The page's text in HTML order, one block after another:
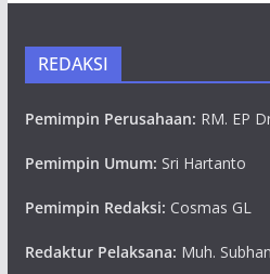
REDAKSI
Pemimpin Perusahaan: RM. EP
Pemimpin Umum: Sri Hartanto
Pemimpin Redaksi: Cosmas GL
Redaktur Pelaksana: Muh.